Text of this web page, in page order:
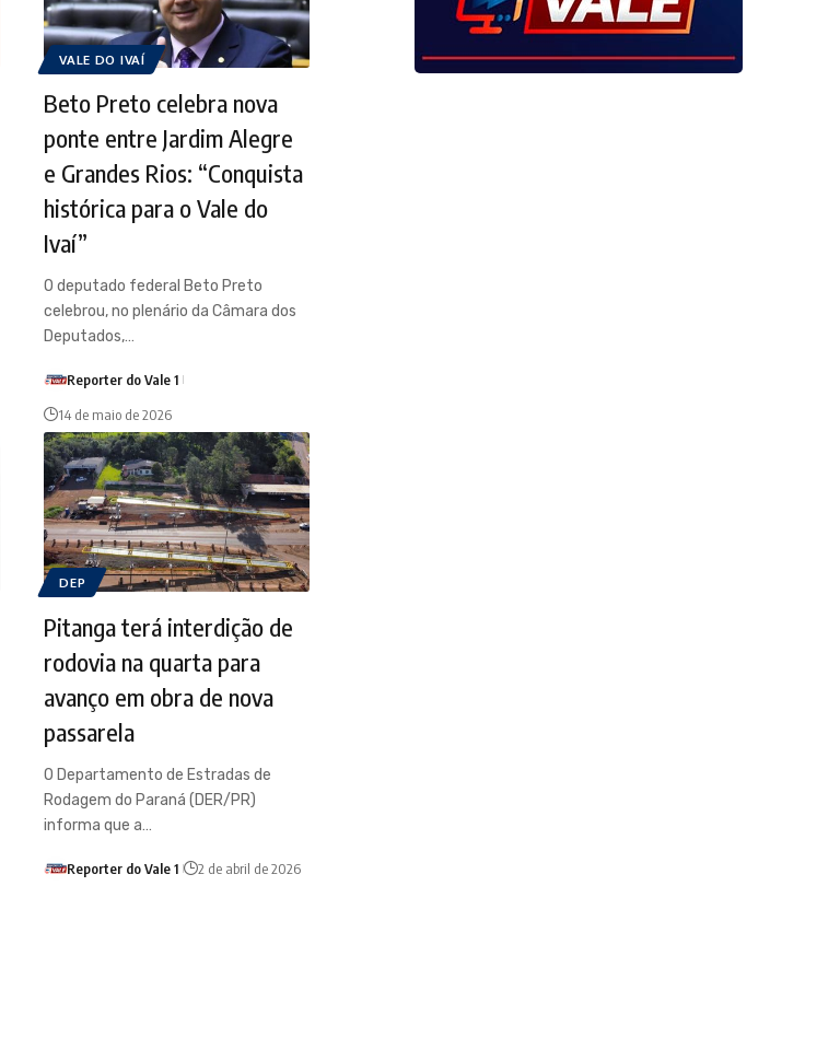
VALE DO IVAÍ
Beto Preto celebra nova
ponte entre Jardim Alegre
e Grandes Rios: “Conquista
histórica para o Vale do
Ivaí”
O deputado federal Beto Preto
celebrou, no plenário da Câmara dos
Deputados,…
Reporter do Vale 1
14 de maio de 2026
DEP
Pitanga terá interdição de
rodovia na quarta para
avanço em obra de nova
passarela
O Departamento de Estradas de
Rodagem do Paraná (DER/PR)
informa que a…
Reporter do Vale 1 2 de abril de 2026